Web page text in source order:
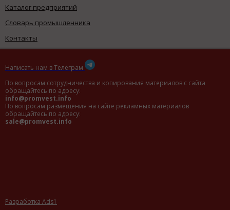
Каталог предприятий
Словарь промышленника
Контакты
Написать нам в Телеграм
По вопросам сотрудничества и копирования материалов с сайта
обращайтесь по адресу:
info@promvest.info
По вопросам размещения на сайте рекламных материалов
обращайтесь по адресу:
sale@promvest.info
Разработка Ads1